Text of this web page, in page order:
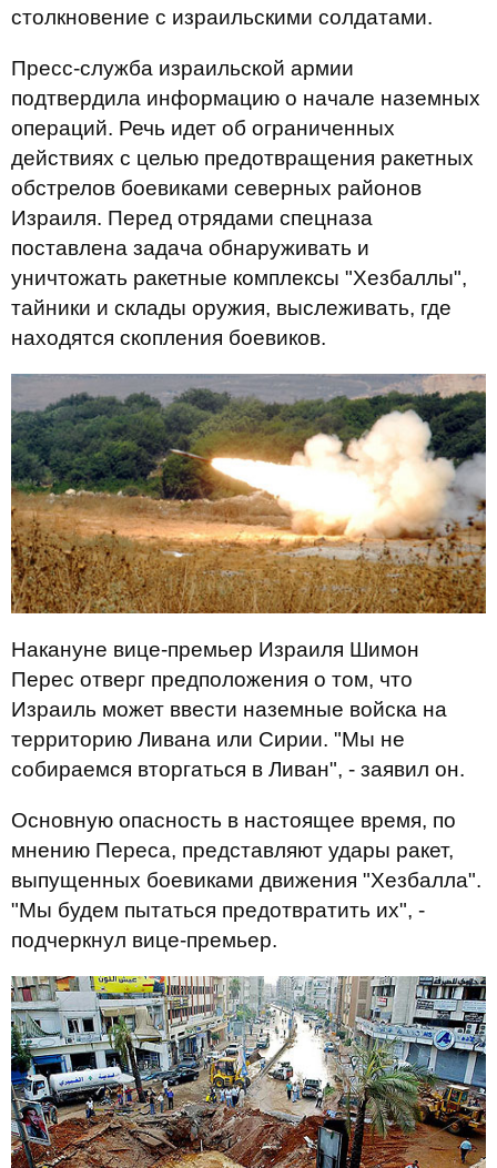
столкновение с израильскими солдатами.
Пресс-служба израильской армии
подтвердила информацию о начале наземных
операций. Речь идет об ограниченных
действиях с целью предотвращения ракетных
обстрелов боевиками северных районов
Израиля. Перед отрядами спецназа
поставлена задача обнаруживать и
уничтожать ракетные комплексы "Хезбаллы",
тайники и склады оружия, выслеживать, где
находятся скопления боевиков.
Накануне вице-премьер Израиля Шимон
Перес отверг предположения о том, что
Израиль может ввести наземные войска на
территорию Ливана или Сирии. "Мы не
собираемся вторгаться в Ливан", - заявил он.
Основную опасность в настоящее время, по
мнению Переса, представляют удары ракет,
выпущенных боевиками движения "Хезбалла".
"Мы будем пытаться предотвратить их", -
подчеркнул вице-премьер.